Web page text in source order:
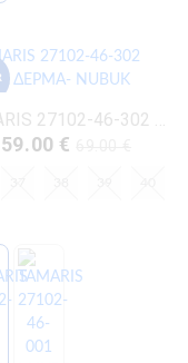
TAMARIS 27102-46-302 ΜΟΚΚΑ ΔΕΡΜΑ- NUBUK
59.00 €